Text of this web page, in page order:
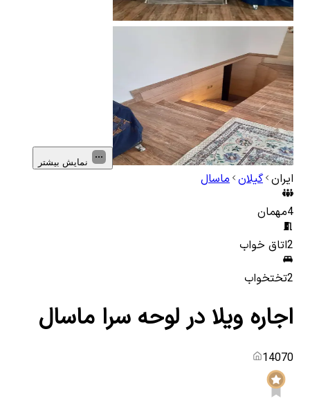
نمایش بیشتر
ایران گیلان ماسال
4مهمان
2اتاق خواب
2تختخواب
اجاره ویلا در لوحه سرا ماسال
14070